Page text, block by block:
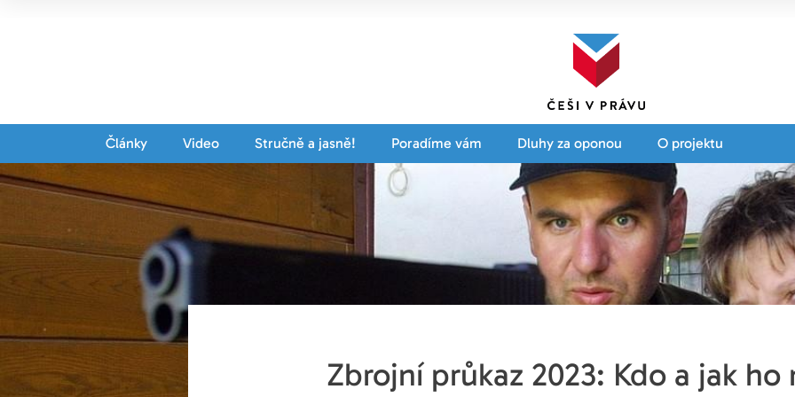
Články Video Stručně a jasně! Poradíme vám Dluhy za oponou O projektu
Zbrojní průkaz 2023: Kdo a jak ho